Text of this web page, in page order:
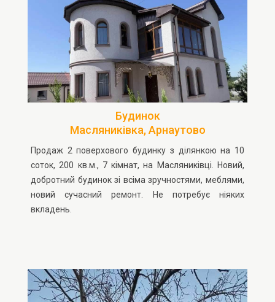
душ, туалет. Є можливість побудувати 3-й поверх.
Можливий торг.
Будинок
Масляниківка, Арнаутово
Продаж 2 поверхового будинку з ділянкою на 10
соток, 200 кв.м., 7 кімнат, на Масляниківці. Новий,
добротний будинок зі всіма зручностями, меблями,
новий сучасний ремонт. Не потребує ніяких
вкладень.